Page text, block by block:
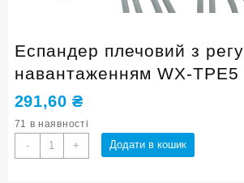
Еспандер плечовий з
навантаженням WX-
291,60₴
71 в наявності
-
Еспандер
плечовий
+ Додати в кошик